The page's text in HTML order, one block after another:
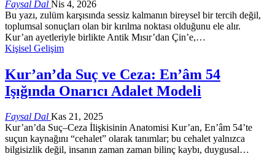
Faysal Dal Nis 4, 2026
Bu yazı, zulüm karşısında sessiz kalmanın bireysel bir tercih değil,
toplumsal sonuçları olan bir kırılma noktası olduğunu ele alır.
Kur’an ayetleriyle birlikte Antik Mısır’dan Çin’e,…
Kişisel Gelişim
Kur’an’da Suç ve Ceza: En’âm 54
Işığında Onarıcı Adalet Modeli
Faysal Dal Kas 21, 2025
Kur’an’da Suç–Ceza İlişkisinin Anatomisi Kur’an, En’âm 54’te
suçun kaynağını “cehalet” olarak tanımlar; bu cehalet yalnızca
bilgisizlik değil, insanın zaman zaman bilinç kaybı, duygusal…